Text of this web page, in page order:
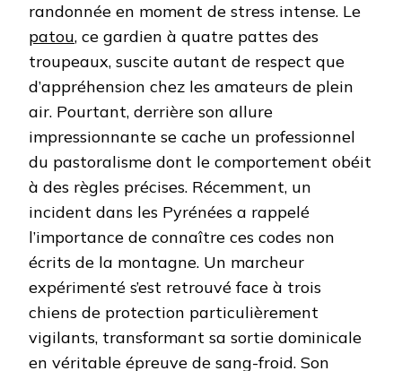
randonnée en moment de stress intense. Le
patou, ce gardien à quatre pattes des
troupeaux, suscite autant de respect que
d’appréhension chez les amateurs de plein
air. Pourtant, derrière son allure
impressionnante se cache un professionnel
du pastoralisme dont le comportement obéit
à des règles précises. Récemment, un
incident dans les Pyrénées a rappelé
l’importance de connaître ces codes non
écrits de la montagne. Un marcheur
expérimenté s’est retrouvé face à trois
chiens de protection particulièrement
vigilants, transformant sa sortie dominicale
en véritable épreuve de sang-froid. Son